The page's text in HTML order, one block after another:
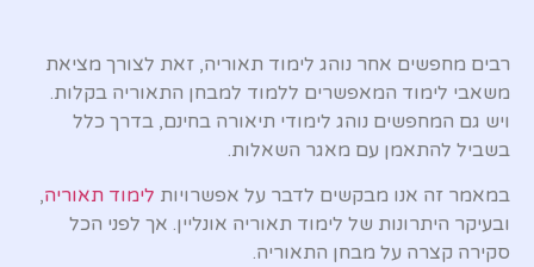
רבים מחפשים אחר נוהג לימוד תאוריה, זאת לצורך מציאת
משאבי לימוד המאפשרים ללמוד למבחן התאוריה בקלות.
ויש גם המחפשים נוהג לימודי תיאורה בחינם, בדרך כלל
בשביל להתאמן עם מאגר השאלות.
במאמר זה אנו מבקשים לדבר על אפשרויות לימוד תאוריה,
ובעיקר היתרונות של לימוד תאוריה אונליין. אך לפני הכל
סקירה קצרה על מבחן התאוריה.